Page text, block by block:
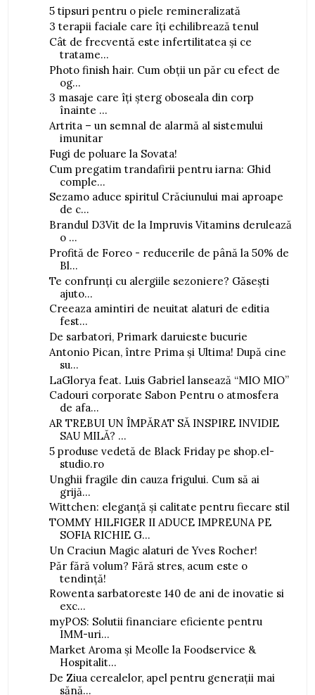
5 tipsuri pentru o piele remineralizată
3 terapii faciale care îți echilibrează tenul
Cât de frecventă este infertilitatea și ce
tratame...
Photo finish hair. Cum obții un păr cu efect de
og...
3 masaje care îți șterg oboseala din corp
înainte ...
Artrita – un semnal de alarmă al sistemului
imunitar
Fugi de poluare la Sovata!
Cum pregatim trandafirii pentru iarna: Ghid
comple...
Sezamo aduce spiritul Crăciunului mai aproape
de c...
Brandul D3Vit de la Impruvis Vitamins derulează
o ...
Profită de Foreo - reducerile de până la 50% de
Bl...
Te confrunți cu alergiile sezoniere? Găsești
ajuto...
Creeaza amintiri de neuitat alaturi de editia
fest...
De sarbatori, Primark daruieste bucurie
Antonio Pican, între Prima și Ultima! După cine
su...
LaGlorya feat. Luis Gabriel lansează “MIO MIO”
Cadouri corporate Sabon Pentru o atmosfera
de afa...
AR TREBUI UN ÎMPĂRAT SĂ INSPIRE INVIDIE
SAU MILĂ? ...
5 produse vedetă de Black Friday pe shop.el-
studio.ro
Unghii fragile din cauza frigului. Cum să ai
grijă...
Wittchen: eleganță și calitate pentru fiecare stil
TOMMY HILFIGER II ADUCE IMPREUNA PE
SOFIA RICHIE G...
Un Craciun Magic alaturi de Yves Rocher!
Păr fără volum? Fără stres, acum este o
tendință!
Rowenta sarbatoreste 140 de ani de inovatie si
exc...
myPOS: Solutii financiare eficiente pentru
IMM-uri...
Market Aroma și Meolle la Foodservice &
Hospitalit...
De Ziua cerealelor, apel pentru generații mai
sănă...